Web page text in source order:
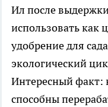
Ил после
использовать как
удобрение для
экологический
Интересный факт:
способны